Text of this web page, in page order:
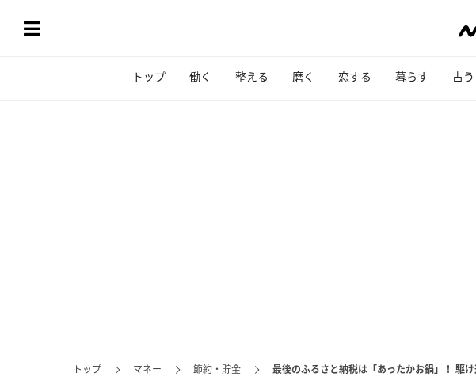
トップ 働く 整える 磨く 恋する 暮らす 占う
トップ マネー 節約・貯金 最後のふるさと納税は「あったかお鍋」！ 駆